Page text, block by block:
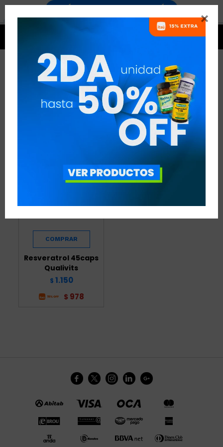

RESVERATROL
RESVERATROL QUITAR FILTROS
RECOMENDADOS
Resveratrol 45caps
Qualivits
$ 1.150
$ 978
    